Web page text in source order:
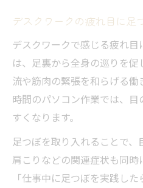
デスクワークの疲れ目に足
デスクワークで感じる疲れ
は、足裏から全身の巡りを
流や筋肉の緊張を和らげる
時間のパソコン作業では、
すくなります。
足つぼを取り入れることで、
肩こりなどの関連症状も同時
「仕事中に足つぼを実践し